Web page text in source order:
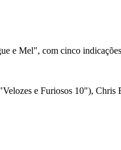
e Mel", com cinco
e Furiosos 10"), Chris